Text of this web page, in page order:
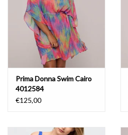
Prima Donna Swim Cairo
4012584
€125,00